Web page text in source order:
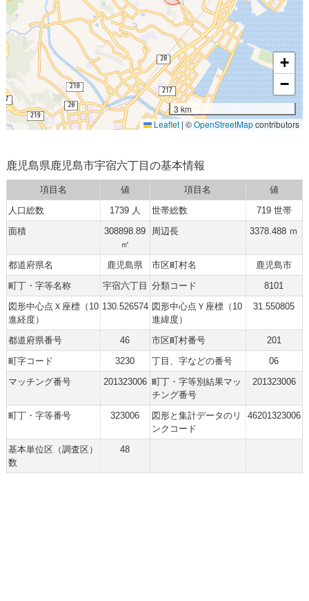
+
−
3 km
Leaflet | ©OpenStreetMapcontributors
鹿児島県鹿児島市宇宿六丁目の基本情報
項目名 値 項目名
値
人口総数
1739 人 世帯総数
719 世帯
面積
308898.89
㎡
周辺長 3378.488 ｍ
都道府県名 鹿児島県 市区町村名
鹿児島市
町丁・字等名称
宇宿六丁目 分類コード
8101
図形中心点Ｘ座標（10
進経度）
130.526574 図形中心点Ｙ座標（10
進緯度）
31.550805
都道府県番号 46 市区町村番号
201
町字コード
3230 丁目、字などの番号
06
マッチング番号
201323006 町丁・字等別結果マッ
チング番号
201323006
町丁・字等番号 323006
図形と集計データのリ
ンクコード
46201323006
基本単位区（調査区）
数
48